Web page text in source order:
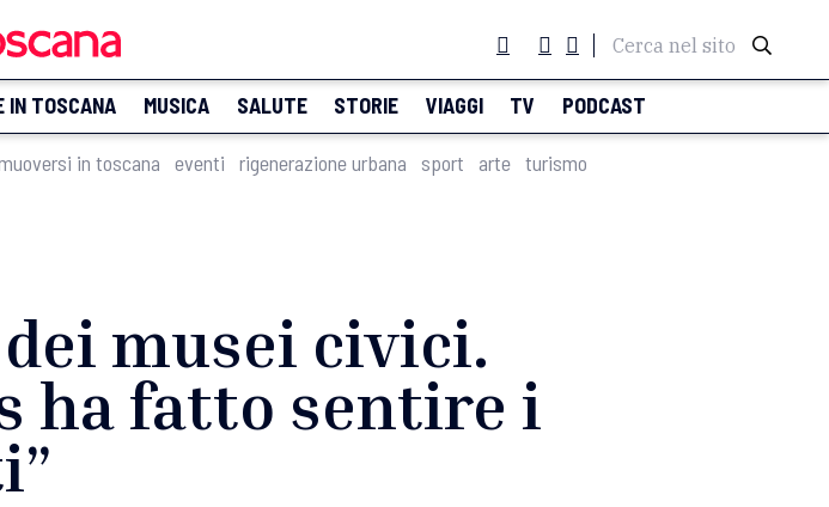
Cerca nel sito
IN TOSCANA MUSICA SALUTE STORIE VIAGGI TV PODCAST
in toscana eventi rigenerazione urbana sport arte turismo
musei civici.
ha fatto sentire i